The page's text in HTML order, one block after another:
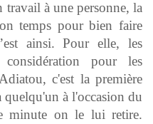
à une personne, la
temps pour bien faire
ainsi. Pour elle, les
pour les
c'est la première
à l'occasion du
minute on le lui retire.